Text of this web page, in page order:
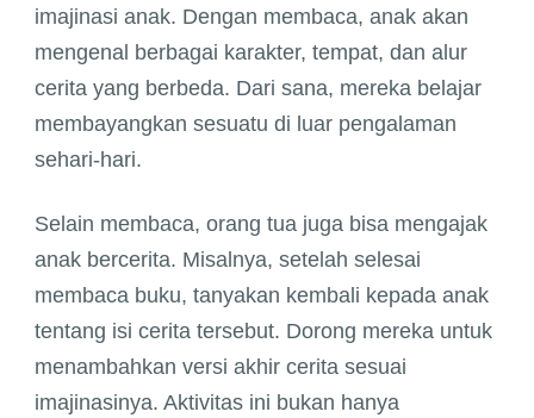
imajinasi anak. Dengan membaca, anak akan
mengenal berbagai karakter, tempat, dan alur
cerita yang berbeda. Dari sana, mereka belajar
membayangkan sesuatu di luar pengalaman
sehari-hari.
Selain membaca, orang tua juga bisa mengajak
anak bercerita. Misalnya, setelah selesai
membaca buku, tanyakan kembali kepada anak
tentang isi cerita tersebut. Dorong mereka untuk
menambahkan versi akhir cerita sesuai
imajinasinya. Aktivitas ini bukan hanya